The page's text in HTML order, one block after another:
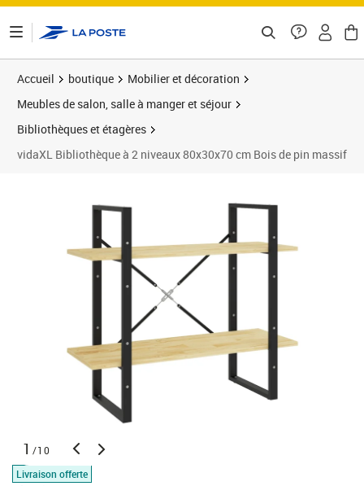
Accueil boutique
Mobilier et décoration
Meubles de salon, salle à manger et séjour
Bibliothèques et étagères
vidaXL Bibliothèque à 2 niveaux 80x30x70 cm Bois de pin massif
1 /10
Livraison offerte